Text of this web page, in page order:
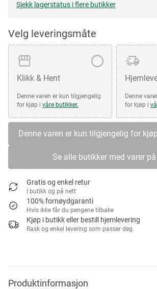
Sjekk lagerstatus i flere butikker
Velg leveringsmåte
Klikk & Hent
Denne varen er kun tilgjengelig
for kjøp i våre butikker.
Denne
for kjøp i
Denne varen er kun tilgjengelig for
Se alle butikker med varer
Gratis og enkel retur
I butikk og på nett
100% fornøydgaranti
Hvis ikke får du pengene tilbake
Kjøp i butikk eller bestill hjemlevering
Rask og enkel levering som passer deg
Produktinformasjon